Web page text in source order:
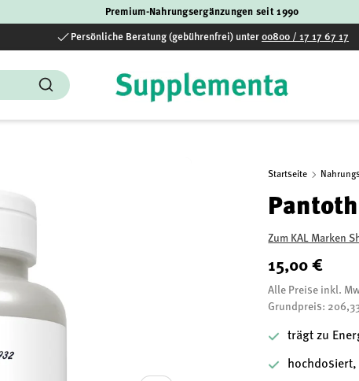
Premium-Nahrungsergänzungen seit 1990
Persönliche Beratung (gebührenfrei) unter 00800 / 17 17 67 17
Suchen
Startseite
Zum KAL Marken
15,00 €
Alle Preise inkl.
Grundpreis:
trägt zu